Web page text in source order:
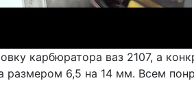
карбюратора ваз 2107, а
размером 6,5 на 14 мм. Всем